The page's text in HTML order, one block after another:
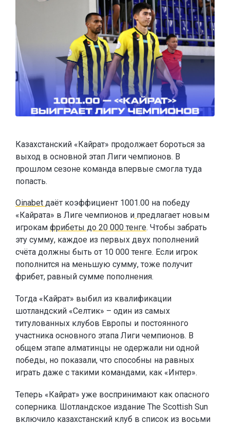
Казахстанский «Кайрат» продолжает бороться за
выход в основной этап Лиги чемпионов. В
прошлом сезоне команда впервые смогла туда
попасть.
Oinabet даёт коэффициент 1001.00 на победу
«Кайрата» в Лиге чемпионов и предлагает новым
игрокам фрибеты до 20 000 тенге. Чтобы забрать
эту сумму, каждое из первых двух пополнений
счёта должны быть от 10 000 тенге. Если игрок
пополнится на меньшую сумму, тоже получит
фрибет, равный сумме пополнения.
Тогда «Кайрат» выбил из квалификации
шотландский «Селтик» – один из самых
титулованных клубов Европы и постоянного
участника основного этапа Лиги чемпионов. В
общем этапе алматинцы не одержали ни одной
победы, но показали, что способны на равных
играть даже с такими командами, как «Интер».
Теперь «Кайрат» уже воспринимают как опасного
соперника. Шотландское издание The Scottish Sun
включило казахстанский клуб в список из восьми